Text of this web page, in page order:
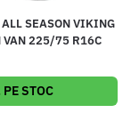
ALL SEASON VIKING
VAN 225/75 R16C
STOC